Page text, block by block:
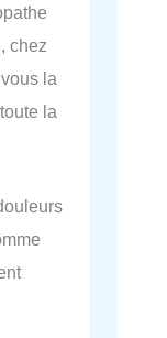
chez
la
la